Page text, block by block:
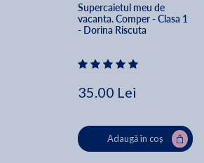
Supercaietul meu de
vacanta. Comper - Clasa 1
- Dorina Riscuta
35.00 Lei
Adaugă în coș